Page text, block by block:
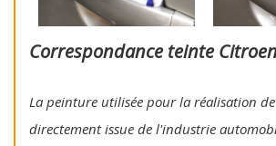
Correspondance teinte
La peinture utilisée pour la réalisation
directement issue de l'industrie